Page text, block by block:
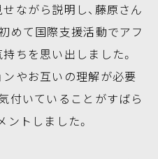
ながら説明し、藤原さん
めて国際支援活動でアフ
ちを思い出しました。
やお互いの理解が必要
付いていることがすばら
ントしました。